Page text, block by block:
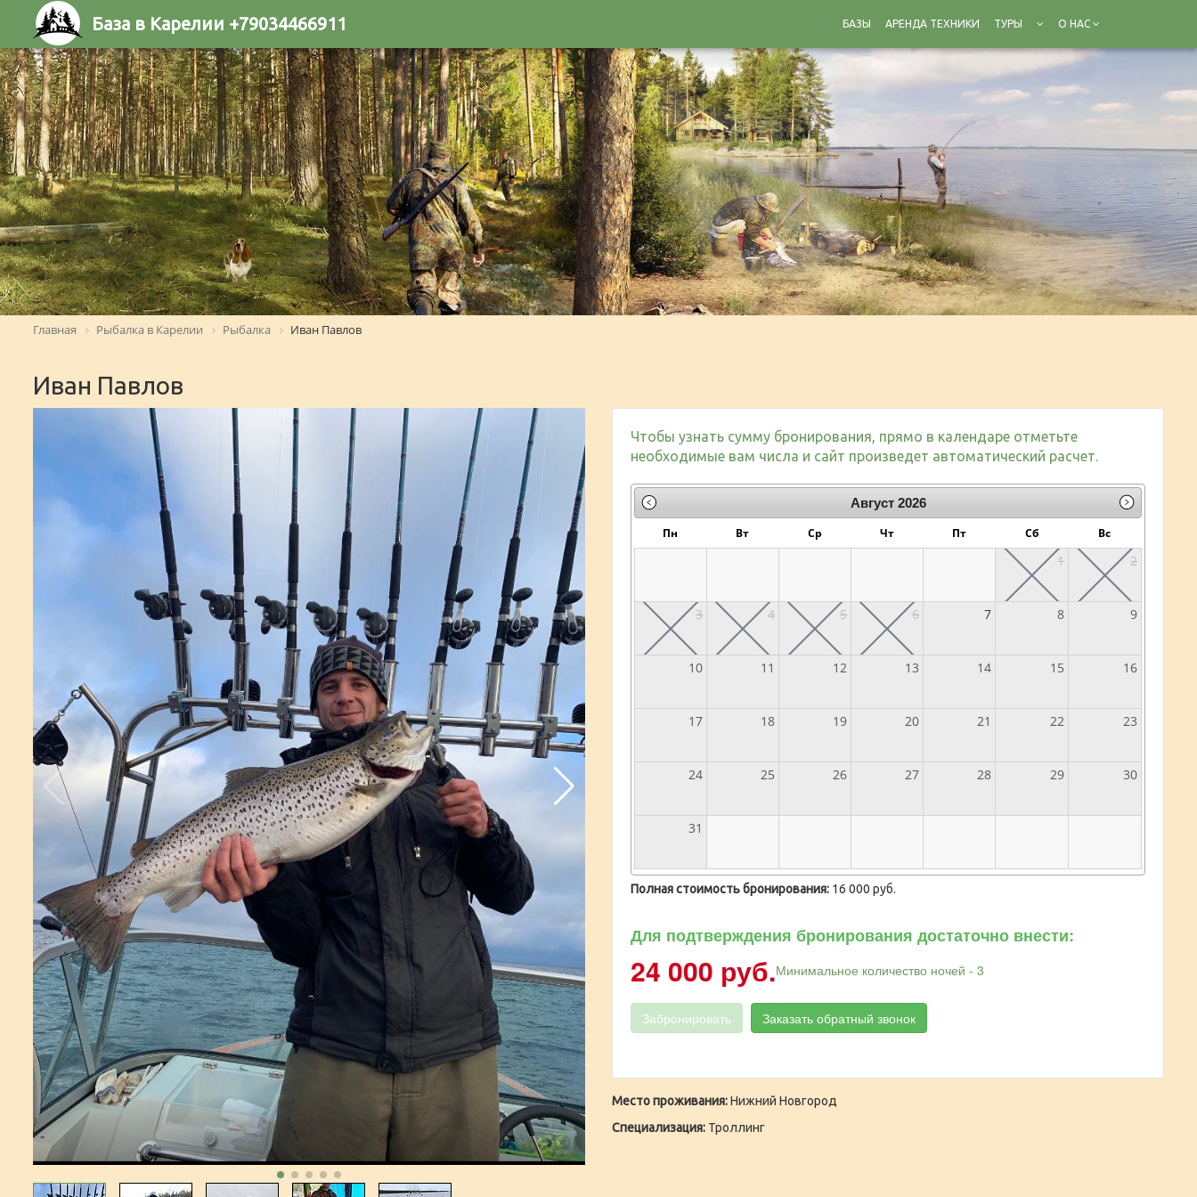
База в Карелии +79034466911 БАЗЫ АРЕНДА ТЕХНИКИ ТУРЫ О НАС
Главная Рыбалка в Карелии Рыбалка Иван Павлов
Иван Павлов
Чтобы узнать сумму бронирования, прямо в календаре отметьте
необходимые вам числа и сайт произведет автоматический расчет.
Август 2026
Пн Вт Ср Чт Пт Сб Вс
1 2
3 4 5 6 7 8 9
10 11 12 13 14 15 16
17 18 19 20 21 22 23
24 25 26 27 28 29 30
31
Полная стоимость бронирования: 16 000 руб.
Для подтверждения бронирования достаточно внести:
24 000 руб.Минимальное количество ночей - 3
Забронировать Заказать обратный звонок
Место проживания:Нижний Новгород
Специализация: Троллинг